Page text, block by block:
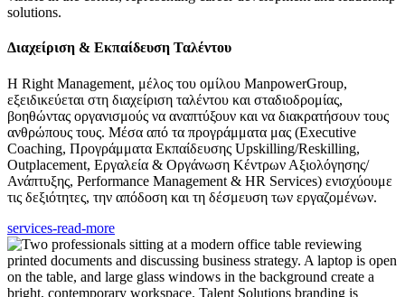
Διαχείριση & Εκπαίδευση Ταλέντου
Η Right Management, μέλος του ομίλου ManpowerGroup,
εξειδικεύεται στη διαχείριση ταλέντου και σταδιοδρομίας,
βοηθώντας οργανισμούς να αναπτύξουν και να διακρατήσουν τους
ανθρώπους τους. Μέσα από τα προγράμματα μας (Executive
Coaching, Προγράμματα Εκπαίδευσης Upskilling/Reskilling,
Outplacement, Εργαλεία & Οργάνωση Κέντρων Αξιολόγησης/
Ανάπτυξης, Performance Management & HR Services) ενισχύουμε
τις δεξιότητες, την απόδοση και τη δέσμευση των εργαζομένων.
services-read-more